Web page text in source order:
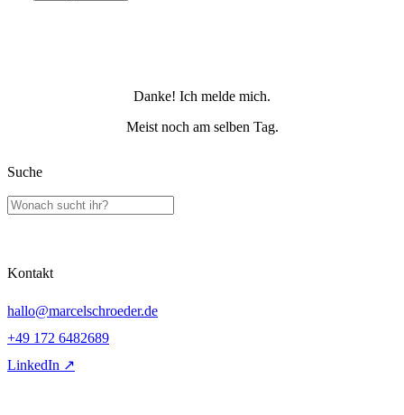
Danke! Ich melde mich.
Meist noch am selben Tag.
Suche
Kontakt
hallo@marcelschroeder.de
+49 172 6482689
LinkedIn ↗